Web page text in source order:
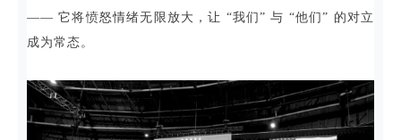
—— 它将愤怒情绪无限放大，让 “我们” 与 “他们” 的对立
成为常态。